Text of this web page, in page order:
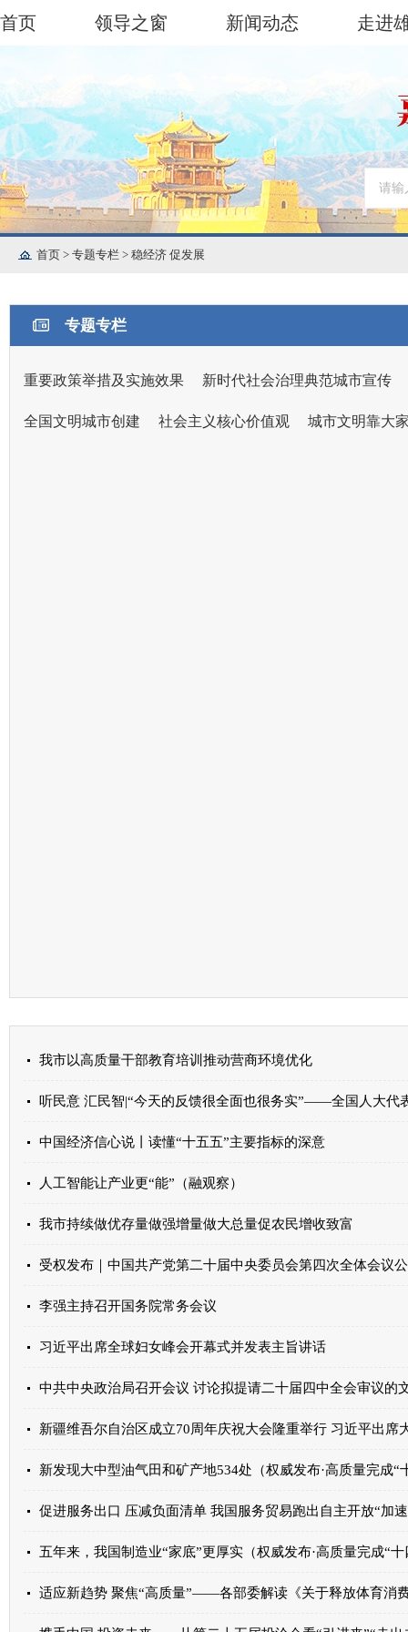
首页 领导之窗 新闻动态 走进
首页 > 专题专栏 > 稳经济 促发展
专题专栏
重要政策举措及实施效果 新时代社会治理典范城市宣传
全国文明城市创建 社会主义核心价值观 城市文明靠大
我市以高质量干部教育培训推动营商环境优化
听民意 汇民智|“今天的反馈很全面也很务实”——全国人大代
中国经济信心说丨读懂“十五五”主要指标的深意
人工智能让产业更“能”（融观察）
我市持续做优存量做强增量做大总量促农民增收致富
受权发布｜中国共产党第二十届中央委员会第四次全体会议
李强主持召开国务院常务会议
习近平出席全球妇女峰会开幕式并发表主旨讲话
中共中央政治局召开会议 讨论拟提请二十届四中全会审议的
新疆维吾尔自治区成立70周年庆祝大会隆重举行 习近平出席
新发现大中型油气田和矿产地534处（权威发布·高质量完成“
促进服务出口 压减负面清单 我国服务贸易跑出自主开放“加
五年来，我国制造业“家底”更厚实（权威发布·高质量完成“